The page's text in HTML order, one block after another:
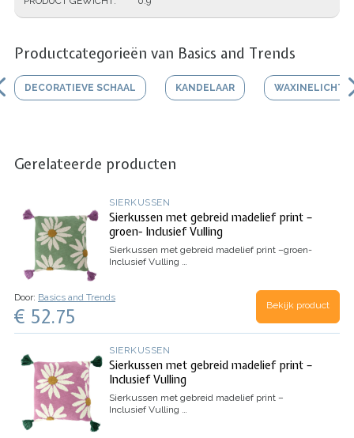
Productcategorieën van Basics and Trends
DECORATIEVE SCHAAL KANDELAAR
Gerelateerde producten
SIERKUSSEN
Sierkussen met gebreid madelief print –
groen- Inclusief Vulling
Sierkussen met gebreid madelief print –groen-
Inclusief Vulling …
Door: Basics and Trends
€ 52.75 Bekijk product
SIERKUSSEN
Sierkussen met gebreid madelief print –
Inclusief Vulling
Sierkussen met gebreid madelief print –
Inclusief Vulling …